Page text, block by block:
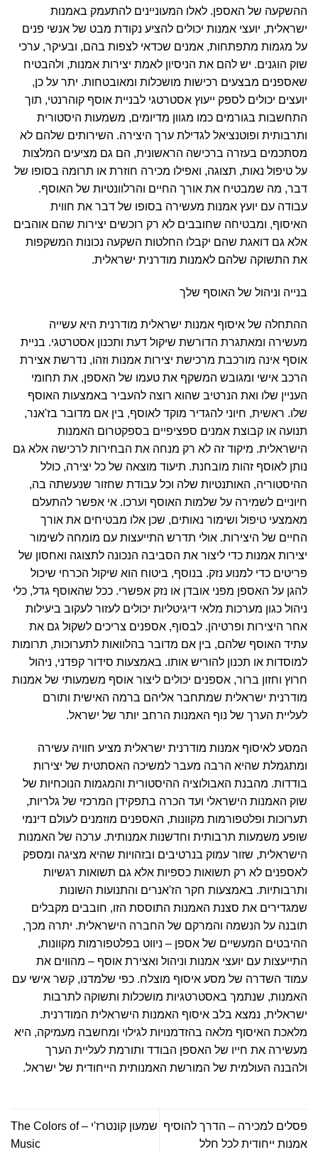
ההשקעה של האספן. לאלו המעוניינים להתעמק באמנות
ישראלית, יועצי אמנות יכולים להציע נקודת מבט של אנשי פנים
על מגמות מתפתחות, אמנים שכדאי לצפות בהם, ובעיקר, ערכי
שוק הוגנים. יש להם את הניסיון לאמת יצירות אמנות, ולהבטיח
שאספנים מבצעים רכישות מושכלות ומאובטחות. יתר על כן,
יועצים יכולים לספק ייעוץ אסטרטגי לבניית אוסף קוהרנטי, תוך
התחשבות בגורמים כמו מגוון מדיומים, משמעות היסטורית
ותרבותית ופוטנציאל לגדילת ערך היצירה. השירותים שלהם לא
מסתכמים בעזרה ברכישה הראשונית, הם גם מציעים המלצות
על טיפול נאות, תצוגה, ואפילו מכירה חוזרת או תרומה בסופו של
דבר, מה שמבטיח את אורך החיים והרלוונטיות של האוסף.
עבודה עם יועץ אמנות מעשירה בסופו של דבר את חווית
האיסוף, ומבטיחה שחובבים לא רק רוכשים יצירות שהם אוהבים
אלא גם דואגת שהם יקבלו החלטות השקעה נכונות המשקפות
את התשוקה שלהם לאמנות מודרנית ישראלית.
בנייה וניהול של האוסף שלך
ההתחלה של איסוף אמנות ישראלית מודרנית היא עשייה
מעשירה ומאתגרת הדורשת שיקול דעת ותכנון אסטרטגי. בניית
אוסף אינה מורכבת מרכישת יצירות אמנות וזהו, נדרשת אצירת
הרכב אישי ומגובש המשקף את טעמו של האספן, את תחומי
העניין שלו ואת הנרטיב שהוא רוצה להעביר באמצעות האוסף
שלו. ראשית, חיוני להגדיר מוקד לאוסף, בין אם מדובר בז'אנר,
תנועה או קבוצת אמנים ספציפיים בספקטרום האמנות
הישראלית. מיקוד זה לא רק מנחה את הבחירות לרכישה אלא גם
נותן לאוסף זהות מובחנת. תיעוד מוצאה של כל יצירה, כולל
ההיסטוריה, האותנטיות שלה וכל עבודת שחזור שנעשתה בה,
חיוניים לשמירה על שלמות האוסף וערכו. אי אפשר להתעלם
מאמצעי טיפול ושימור נאותים, שכן אלו מבטיחים את אורך
החיים של היצירות. אולי תדרש התייעצות עם מומחה לשימור
יצירות אמנות כדי ליצור את הסביבה הנכונה לתצוגה ואחסון של
פריטים כדי למנוע נזק. בנוסף, ביטוח הוא שיקול הכרחי שיכול
להגן על האספן מפני אובדן או נזק אפשרי. ככל שהאוסף גדל, כלי
ניהול כגון מערכות מלאי דיגיטליות יכולים לעזור לעקוב ביעילות
אחר היצירות ופרטיהן. לבסוף, אספנים צריכים לשקול גם את
עתיד האוסף שלהם, בין אם מדובר בהלוואות לתערוכות, תרומות
למוסדות או תכנון להוריש אותו. באמצעות סידור קפדני, ניהול
חרוץ וחזון ברור, אספנים יכולים ליצור אוסף משמעותי של אמנות
מודרנית ישראלית שמתחבר אליהם ברמה האישית ותורם
לעליית הערך של נוף האמנות הרחב יותר של ישראל.
המסע לאיסוף אמנות מודרנית ישראלית מציע חוויה עשירה
ומתגמלת שהיא הרבה מעבר למשיכה האסתטית של יצירות
בודדות. מהבנת האבולוציה ההיסטורית והמגמות הנוכחיות של
שוק האמנות הישראלי ועד הכרה בתפקידן המרכזי של גלריות,
תערוכות ופלטפורמות מקוונות, האספנים מוזמנים לעולם דינמי
שופע משמעות תרבותית וחדשנות אמנותית. ערכה של האמנות
הישראלית, שזור עמוק בנרטיבים ובזהויות שהיא מציגה ומספק
לאספנים לא רק תשואות כספיות אלא גם תשואות רגשיות
ותרבותיות. באמצעות חקר הז'אנרים והתנועות השונות
שמגדירים את סצנת האמנות התוססת הזו, חובבים מקבלים
תובנה על הנשמה והמרקם של החברה הישראלית. יתרה מכך,
ההיבטים המעשיים של אספן – ניווט בפלטפורמות מקוונות,
התייעצות עם יועצי אמנות וניהול ואצירת אוסף – מהווים את
עמוד השדרה של מסע איסוף מוצלח. כפי שלמדנו, קשר אישי עם
האמנות, שנתמך באסטרטגיות מושכלות ותשוקה לתרבות
ישראלית, נמצא בלב איסוף האמנות הישראלית המודרנית.
מלאכת האיסוף מלאה בהזדמנויות לגילוי ומחשבה מעמיקה, היא
מעשירה את חייו של האספן הבודד ותורמת לעליית הערך
ולהבנה העולמית של המורשת האמנותית הייחודית של ישראל.
פסלים למכירה – הדרך להוסיף
אמנות ייחודית לכל חלל
שמעון קונטרז'י – The Colors of
Music